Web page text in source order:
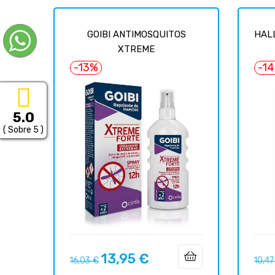
GOIBI ANTIMOSQUITOS
XTREME
-13%
Precio
16,03 € Precio
13,95 €
-
5.0
( Sobre 5 )